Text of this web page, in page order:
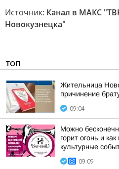
Источник: Канал в МАКС
Новокузнецка"
ТОП
Жительница
причинение
09:04
Можно
горит огонь и
культурные
09:09